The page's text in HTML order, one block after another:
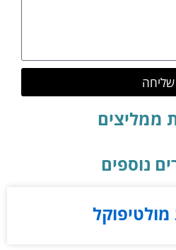
שליחה
ממליצים
נוספים